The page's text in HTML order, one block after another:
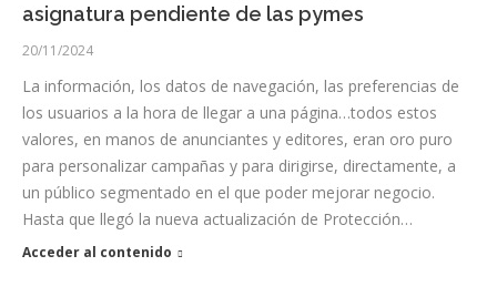
asignatura pendiente de las pymes
20/11/2024
La información, los datos de navegación, las preferencias de
los usuarios a la hora de llegar a una página…todos estos
valores, en manos de anunciantes y editores, eran oro puro
para personalizar campañas y para dirigirse, directamente, a
un público segmentado en el que poder mejorar negocio.
Hasta que llegó la nueva actualización de Protección…
Acceder al contenido